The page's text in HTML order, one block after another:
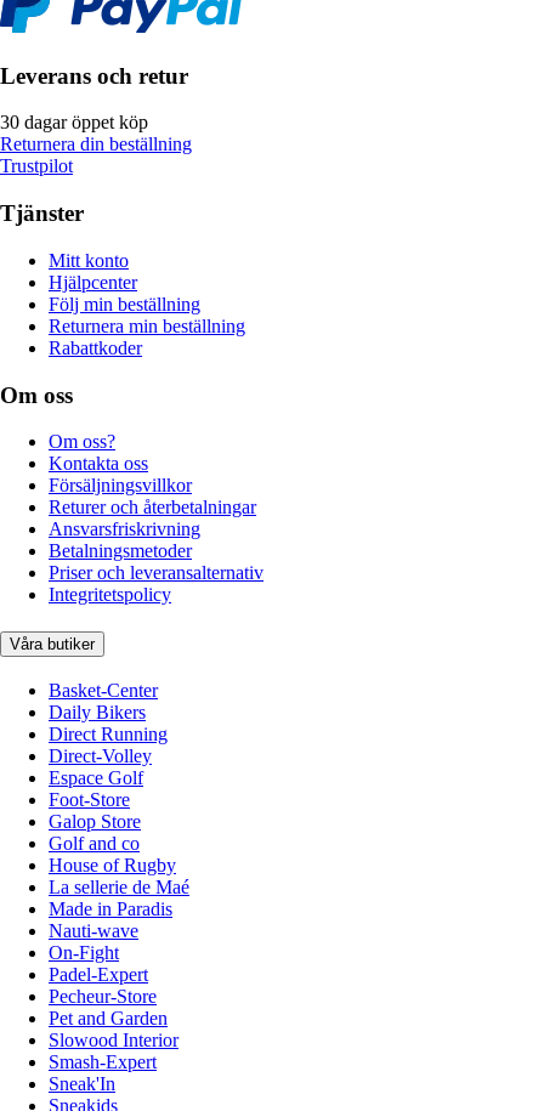
Leverans och retur
30 dagar öppet köp
Returnera din beställning
Trustpilot
Tjänster
Mitt konto
Hjälpcenter
Följ min beställning
Returnera min beställning
Rabattkoder
Om oss
Om oss?
Kontakta oss
Försäljningsvillkor
Returer och återbetalningar
Ansvarsfriskrivning
Betalningsmetoder
Priser och leveransalternativ
Integritetspolicy
Våra butiker
Basket-Center
Daily Bikers
Direct Running
Direct-Volley
Espace Golf
Foot-Store
Galop Store
Golf and co
House of Rugby
La sellerie de Maé
Made in Paradis
Nauti-wave
On-Fight
Padel-Expert
Pecheur-Store
Pet and Garden
Slowood Interior
Smash-Expert
Sneak'In
Sneakids